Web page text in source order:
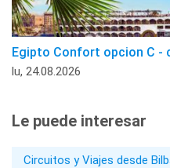
Egipto Confort opcion C -
lu, 24.08.2026
Le puede interesar
Circuitos y Viajes desde